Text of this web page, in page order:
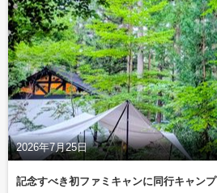
2026年7月25日
記念すべき初ファミキャンに同行キャンプ